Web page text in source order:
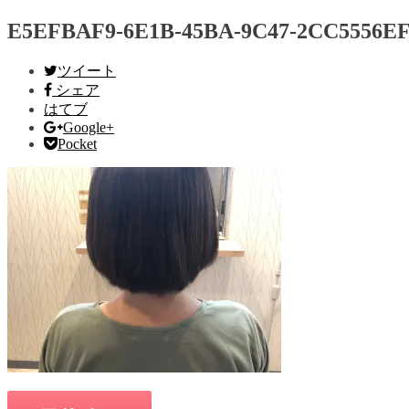
E5EFBAF9-6E1B-45BA-9C47-
ツイート
シェア
はてブ
Google+
Pocket